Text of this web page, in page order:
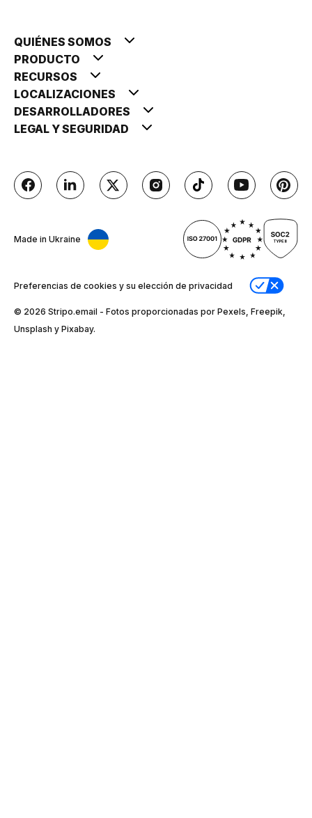
QUIÉNES SOMOS
PRODUCTO
RECURSOS
LOCALIZACIONES
DESARROLLADORES
LEGAL Y SEGURIDAD
Made in Ukraine
Preferencias de cookies y su elección de privacidad
© 2026 Stripо.email - Fotos proporcionadas por Pexels, Freepik,
Unsplash y Pixabay.